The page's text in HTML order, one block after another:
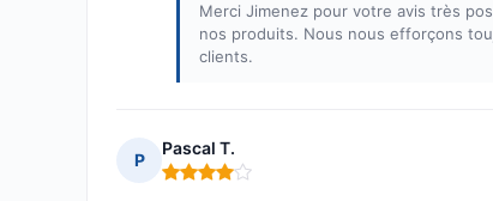
Merci Jimenez pour votre avis très
nos produits. Nous nous efforçons
clients.
P
Pascal T.
Note : 4 sur 5